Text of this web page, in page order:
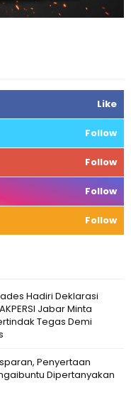
Like
Follow
Follow
Follow
Follow
Hadiri Deklarasi
Jabar Minta
Tegas Demi
Penyertaan
Dipertanyakan